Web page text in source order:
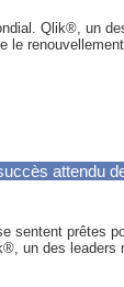
Qlik®, un
le
attendu
sentent prêtes
un des leaders